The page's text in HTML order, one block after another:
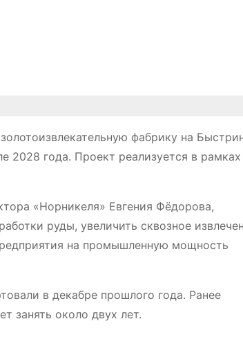
фабрику на
2028 года. Проект реализуется в рамках
«Норникеля» Евгения Фёдорова,
руды, увеличить сквозное
на промышленную мощность
в декабре прошлого года. Ранее
занять около двух лет.